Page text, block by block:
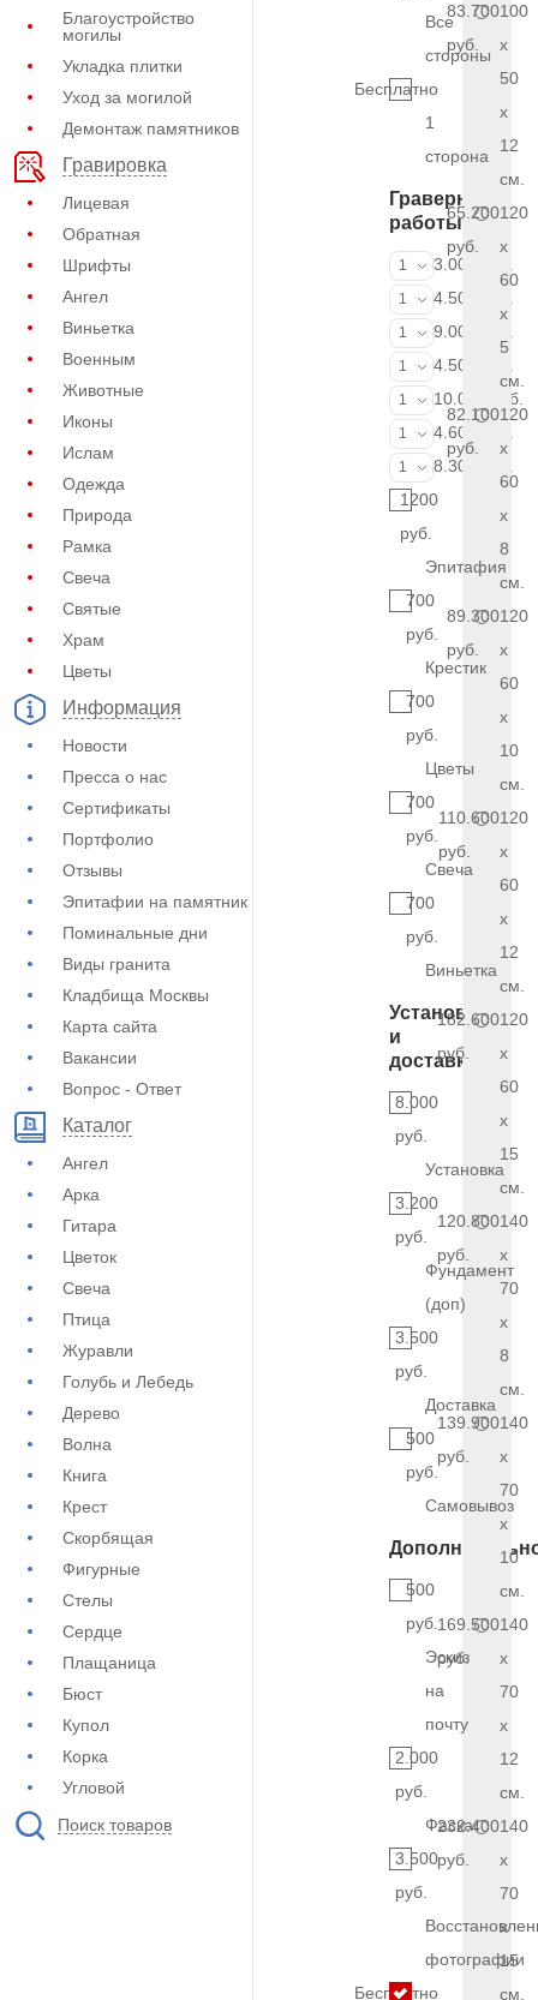
Благоустройство
могилы
Укладка плитки
Уход за могилой
Демонтаж памятников
Гравировка
Лицевая
Обратная
Шрифты
Ангел
Виньетка
Военным
Животные
Иконы
Ислам
Одежда
Природа
Рамка
Свеча
Святые
Храм
Цветы
Информация
Новости
Пресса о нас
Сертификаты
Портфолио
Отзывы
Эпитафии на памятник
Поминальные дни
Виды гранита
Кладбища Москвы
Карта сайта
Вакансии
Вопрос - Ответ
Каталог
Ангел
Арка
Гитара
Цветок
Свеча
Птица
Журавли
Голубь и Лебедь
Дерево
Волна
Книга
Крест
Скорбящая
Фигурные
Стелы
Сердце
Плащаница
Бюст
Купол
Корка
Угловой
Поиск товаров
Все
стороны
Бесплатно
1
сторона
Граверные
работы
ФИО и даты
1
3.000 руб.
ФИО и даты
1
4.500 руб.
ФИО и даты
1
9.000 руб.
Портрет
1
4.500 руб.
Портрет
1
10.000 руб.
Фотокерамика
1
4.600 руб.
Фото на
1
8.300 руб.
1200
руб.
Эпитафия
700
руб.
Крестик
700
руб.
Цветы
700
руб.
Свеча
700
руб.
Виньетка
Установка
и
доставка
8.000
руб.
Установка
3.200
руб.
Фундамент
(доп)
3.500
руб.
Доставка
500
руб.
Самовывоз
500
руб.
Эскиз
на
почту
2.000
руб.
Фаска
3.500
руб.
фотографии
Бесплатно
83.700
руб.
100
x
50
x
12
см.
65.200
руб.
120
x
60
x
5
см.
82.100
руб.
120
x
60
x
8
см.
89.300
руб.
120
x
60
x
10
см.
110.600
руб.
120
x
60
x
12
см.
182.600
руб.
120
x
60
x
15
см.
120.800
руб.
140
x
70
x
8
см.
139.900
руб.
140
x
70
x
10
см.
169.500
руб.
140
x
70
x
12
см.
232.400
руб.
140
x
70
x
15
см.